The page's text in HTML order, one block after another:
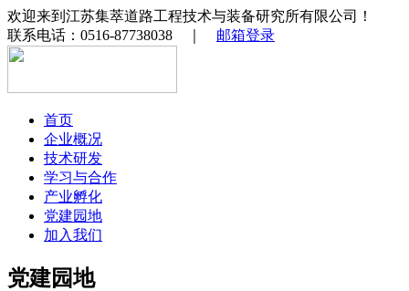
欢迎来到江苏集萃道路工程技术与装备研究所有限公司！
联系电话：0516-87738038 ｜ 邮箱登录
首页
企业概况
技术研发
学习与合作
产业孵化
党建园地
加入我们
党建园地